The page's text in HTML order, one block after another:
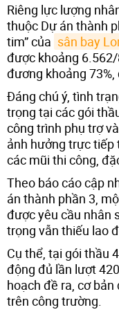
Riêng lực lượng
thuộc Dự án thành
tim” của sân bay
được khoảng
đương khoảng
Đáng chú ý, tình
trọng tại các gói
công trình phụ trợ
ảnh hưởng trực tiếp
các mũi thi công,
Theo báo cáo cập
án thành phần 3,
được yêu cầu nhân
trọng vẫn thiếu lao
Cụ thể, tại gói thầu
động đủ lần lượt
hoạch đề ra, cơ
trên công trường.